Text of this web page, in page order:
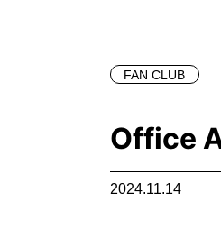
FAN CLUB
Office
2024.11.14